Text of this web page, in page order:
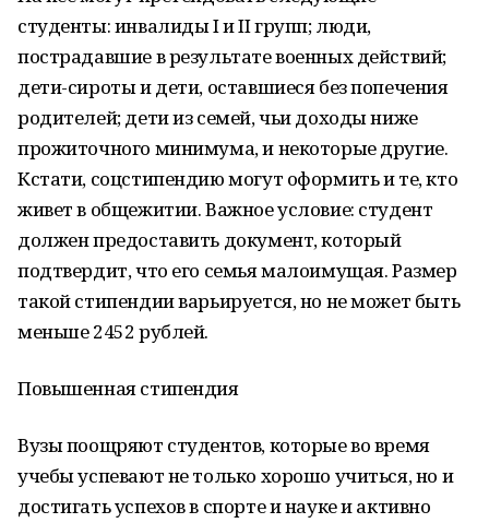
студенты: инвалиды I и II групп; люди,
пострадавшие в результате военных действий;
дети-сироты и дети, оставшиеся без попечения
родителей; дети из семей, чьи доходы ниже
прожиточного минимума, и некоторые другие.
Кстати, соцстипендию могут оформить и те, кто
живет в общежитии. Важное условие: студент
должен предоставить документ, который
подтвердит, что его семья малоимущая. Размер
такой стипендии варьируется, но не может быть
меньше 2452 рублей.
Повышенная стипендия
Вузы поощряют студентов, которые во время
учебы успевают не только хорошо учиться, но и
достигать успехов в спорте и науке и активно